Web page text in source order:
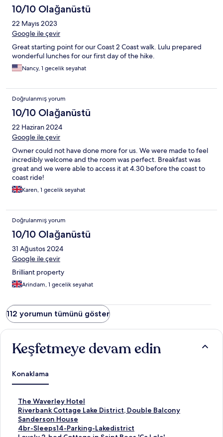
10/10 Olağanüstü
22 Mayıs 2023
Google ile çevir
Great starting point for our Coast 2 Coast walk. Lulu prepared
wonderful lunches for our first day of the hike.
Nancy, 1 gecelik seyahat
Doğrulanmış yorum
10/10 Olağanüstü
22 Haziran 2024
Google ile çevir
Owner could not have done more for us. We were made to feel
incredibly welcome and the room was perfect. Breakfast was
great and we were able to access it at 4.30 before the coast to
coast ride!
Karen, 1 gecelik seyahat
Doğrulanmış yorum
10/10 Olağanüstü
31 Ağustos 2024
Google ile çevir
Brilliant property
Arindam, 1 gecelik seyahat
112 yorumun tümünü göster
Keşfetmeye devam edin
Konaklama
The Waverley Hotel
T
h
e
W
Riverbank Cottage Lake District, Double Balcony
R
i
v
Sanderson House
S
a
4br-Sleeps14-Parking-Lakedistrict
4